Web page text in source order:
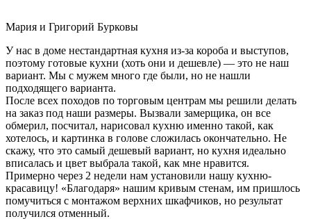
Мария и Григорий Бурковы
У нас в доме нестандартная кухня из-за короба и выступов,
поэтому готовые кухни (хоть они и дешевле) — это не наш
вариант. Мы с мужем много где были, но не нашли
подходящего варианта.
После всех походов по торговым центрам мы решили делать
на заказ под наши размеры. Вызвали замерщика, он все
обмерил, посчитал, нарисовал кухню именно такой, как
хотелось, и картинка в голове сложилась окончательно. Не
скажу, что это самый дешевый вариант, но кухня идеально
вписалась и цвет выбрала такой, как мне нравится.
Примерно через 2 недели нам установили нашу кухню-
красавицу! «Благодаря» нашим кривым стенам, им пришлось
помучиться с монтажом верхних шкафчиков, но результат
получился отменный.